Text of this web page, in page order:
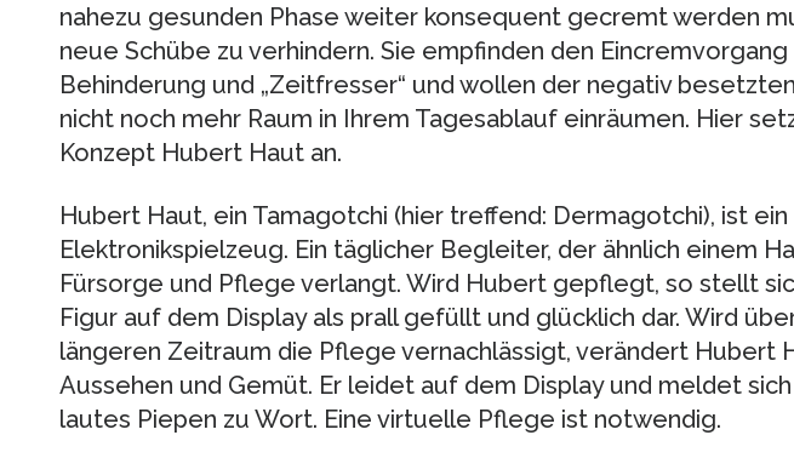
nahezu gesunden Phase weiter konsequent gecremt werden
neue Schübe zu verhindern. Sie empfinden den
Behinderung und „Zeitfresser“ und wollen der negativ
nicht noch mehr Raum in Ihrem Tagesablauf einräumen. Hier
Konzept Hubert Haut an.
Hubert Haut, ein Tamagotchi (hier treffend: Dermagotchi), ist ein
Elektronikspielzeug. Ein täglicher Begleiter, der ähnlich einem
Fürsorge und Pflege verlangt. Wird Hubert gepflegt, so stellt
Figur auf dem Display als prall gefüllt und glücklich dar. Wird
längeren Zeitraum die Pflege vernachlässigt, verändert Hubert
Aussehen und Gemüt. Er leidet auf dem Display und meldet
lautes Piepen zu Wort. Eine virtuelle Pflege ist notwendig.